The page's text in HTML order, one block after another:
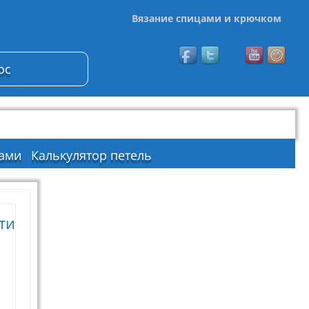
Вязание спицами и крючком
Калькулятор петель